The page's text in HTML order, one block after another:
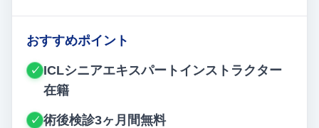
おすすめポイント
✓ ICLシニアエキスパートインストラクター
在籍
✓ 術後検診3ヶ月間無料